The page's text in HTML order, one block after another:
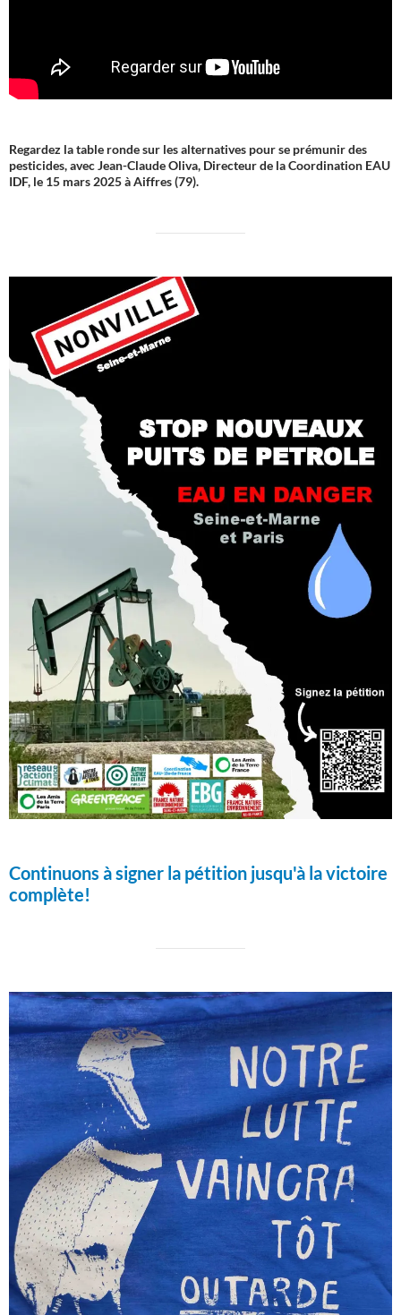
Regardez la table ronde sur les alternatives pour se prémunir des
pesticides, avec Jean-Claude Oliva, Directeur de la Coordination EAU
IDF, le 15 mars 2025 à Aiffres (79).
Continuons à signer la pétition jusqu'à la victoire
complète!